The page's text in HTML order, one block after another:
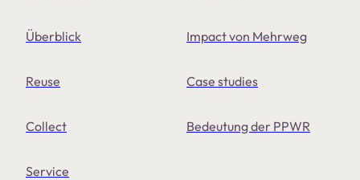
Überblick
Reuse
Collect
Service
Impact von Mehrweg
Case studies
Bedeutung der PPWR